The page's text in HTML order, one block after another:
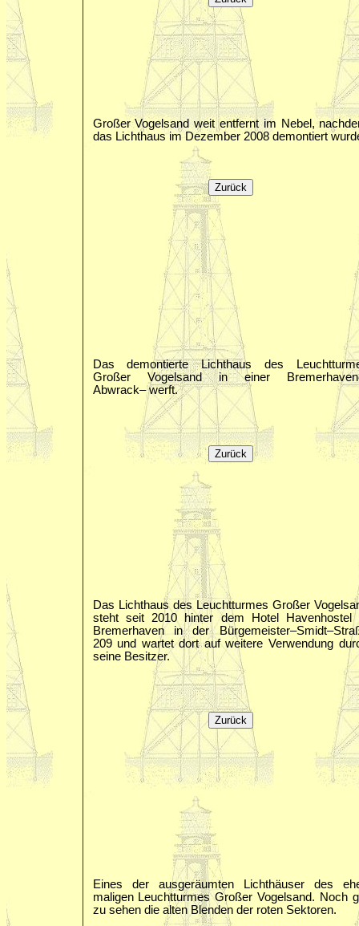
Großer Vogelsand weit entfernt im Nebel,
das Lichthaus im Dezember 2008 demontiert
Das demontierte Lichthaus des
Großer Vogelsand in einer
Abwrack– werft.
Das Lichthaus des Leuchtturmes Großer
steht seit 2010 hinter dem Hotel Havenhostel
Bremerhaven in der
209 und wartet dort auf weitere Verwendung
seine Besitzer.
Eines der ausgeräumten Lichthäuser des
maligen Leuchtturmes Großer Vogelsand. Noch
zu sehen die alten Blenden der roten Sektoren.